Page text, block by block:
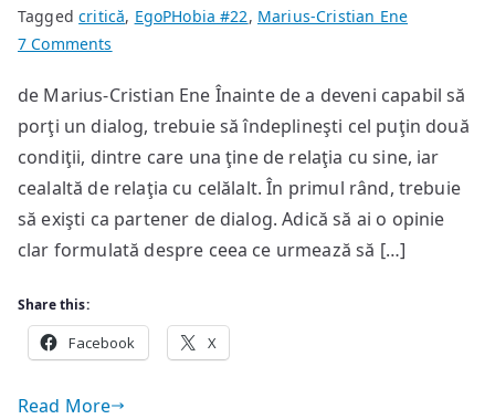
Taggedcritică, EgoPHobia #22, Marius-Cristian Ene
7 Comments
patristice
împotriva
dialogului
dintre
teologie
şi
ştiinţă
de Marius-Cristian Ene Înainte de a deveni capabil să
porţi un dialog, trebuie să îndeplineşti cel puţin două
condiţii, dintre care una ţine de relaţia cu sine, iar
cealaltă de relaţia cu celălalt. În primul rând, trebuie
să exişti ca partener de dialog. Adică să ai o opinie
clar formulată despre ceea ce urmează să […]
Share this:
Facebook X
Read More